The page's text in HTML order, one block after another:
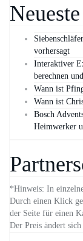
vorhersagt
Interaktiver
berechnen
Wann ist
Wann ist
Bosch
Heimwerker
*Hinweis: In
Durch einen Klick
der Seite für einen
Der Preis ändert